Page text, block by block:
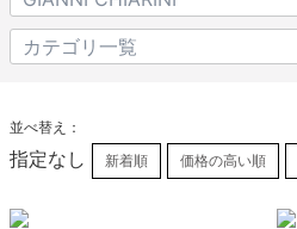
並べ替え：
指定なし 新着順 価格の高い順